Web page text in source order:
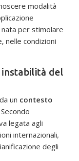
modalità
nata per stimolare
nelle condizioni
del
un contesto
legata agli
internazionali,
degli